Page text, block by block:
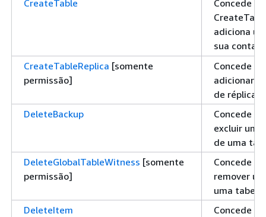
CreateTable
Concede
adiciona
sua conta
CreateTableReplica [somente
permissão]
Concede
adicionar
de réplica
DeleteBackup
Concede
excluir um
de uma
DeleteGlobalTableWitness [somente
permissão]
Concede
remover
uma tabela
DeleteItem
Concede